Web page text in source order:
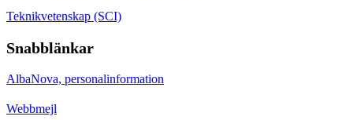
Teknikvetenskap (SCI)
Snabblänkar
AlbaNova, personalinformation
Webbmejl